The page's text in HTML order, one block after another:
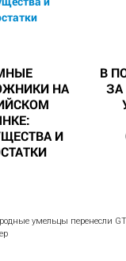
НА
И
В
ЗА
умельцы перенесли